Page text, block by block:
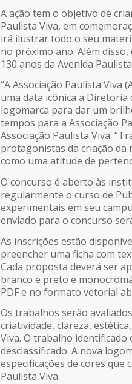
A ação tem o objetivo de
Paulista Viva, em
irá ilustrar todo o seu
no próximo ano. Além
130 anos da Avenida
“A Associação Paulista Viva
uma data icônica a
logomarca para dar um
tempos para a Associação
Associação Paulista Viva.
protagonistas da criação da
como uma atitude de
O concurso é aberto às
regularmente o curso de
experimentais em seu
enviado para o concurso
As inscrições estão
preencher uma ficha com
Cada proposta deverá ser
branco e preto e
PDF e no formato vetorial
Os trabalhos serão
criatividade, clareza,
Viva. O trabalho
desclassificado. A nova
especificações de cores que
Paulista Viva.